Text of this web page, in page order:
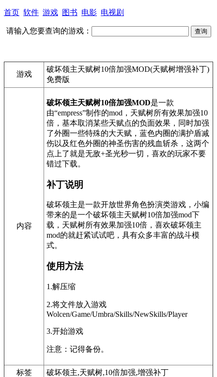
首页 软件 游戏 图书 电影 电视剧
请输入您要查询的游戏：
游戏
破坏领主天赋树10倍加强MOD(天赋树增强补丁)
免费版
内容
破坏领主天赋树10倍加强MOD是一款
由“empress”制作的mod，天赋树所有效果加强10
倍，基本取消某些天赋点的负面效果，同时加强
了外圈一些特殊的大天赋，蓝色内圈的满护盾减
伤以及红色外圈的神圣伤害的残血斩杀，这两个
点上了就是无敌+圣光秒一切，喜欢的玩家不要
错过下载。
补丁说明
破坏领主是一款开放世界角色扮演类游戏，小编
带来的是一个破坏领主天赋树10倍加强mod下
载，天赋树所有效果加强10倍，喜欢破坏领主
mod的就赶紧试试吧，具有众多丰富的战斗模
式。
使用方法
1.解压缩
2.将文件放入游戏
Wolcen/Game/Umbra/Skills/NewSkills/Player
3.开始游戏
注意：记得备份。
标签
破坏领主,天赋树,10倍加强,增强补丁